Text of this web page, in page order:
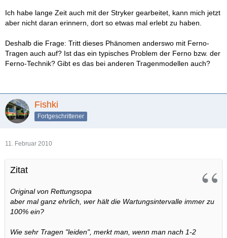
Ich habe lange Zeit auch mit der Stryker gearbeitet, kann mich jetzt
aber nicht daran erinnern, dort so etwas mal erlebt zu haben.
Deshalb die Frage: Tritt dieses Phänomen anderswo mit Ferno-
Tragen auch auf? Ist das ein typisches Problem der Ferno bzw. der
Ferno-Technik? Gibt es das bei anderen Tragenmodellen auch?
Fishki
Fortgeschrittener
11. Februar 2010
Zitat
Original von Rettungsopa
aber mal ganz ehrlich, wer hält die Wartungsintervalle immer zu
100% ein?
Wie sehr Tragen "leiden", merkt man, wenn man nach 1-2